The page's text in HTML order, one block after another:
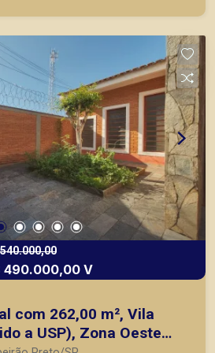
490.000,00 V
262,00 m², Vila